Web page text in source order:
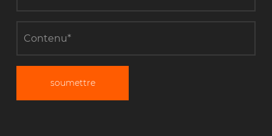
soumettre